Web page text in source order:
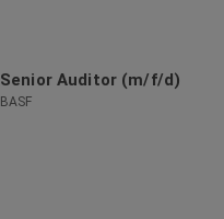
Senior Auditor (m/f/d)
BASF